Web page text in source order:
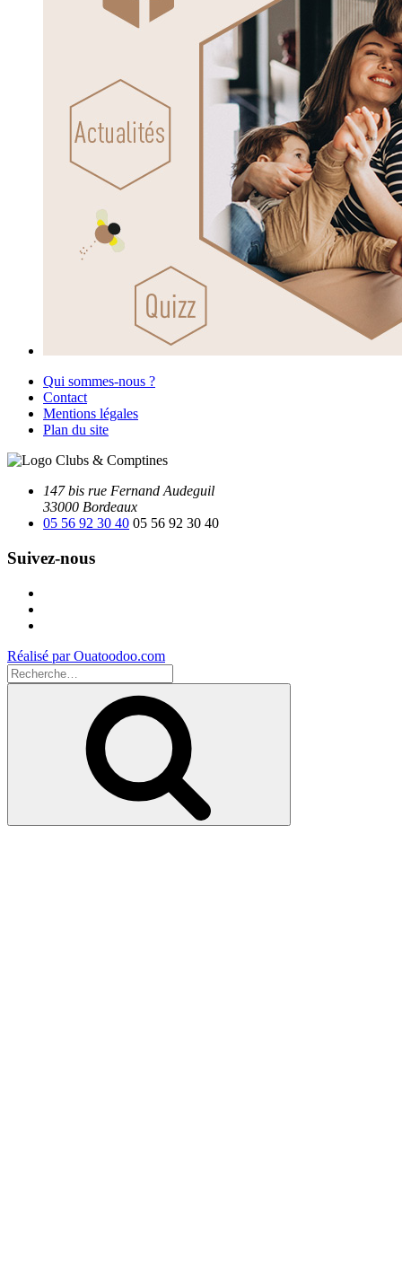
Qui sommes-nous ?
Contact
Mentions légales
Plan du site
147 bis rue Fernand Audeguil
33000 Bordeaux
05 56 92 30 40 05 56 92 30 40
Suivez-nous
Réalisé par Ouatoodoo.com
Recherche
pour